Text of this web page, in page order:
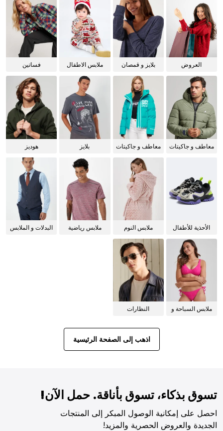
العروض
بلايز و قمصان
ملابس الاطفال فساتين
معاطف و جاكيتات
معاطف و جاكيتات
بلايز هوديز
الأحذية للأطفال
ملابس النوم
ملابس رياضية
البدلات و الملابس
ملابس السباحة و
النظارات
اذهب إلى الصفحة الرئيسية
تسوق بذكاء، تسوق بأناقة. حمل الآن!
احصل على إمكانية الوصول المبكر إلى المنتجات
الجديدة والعروض الحصرية والمزيد!